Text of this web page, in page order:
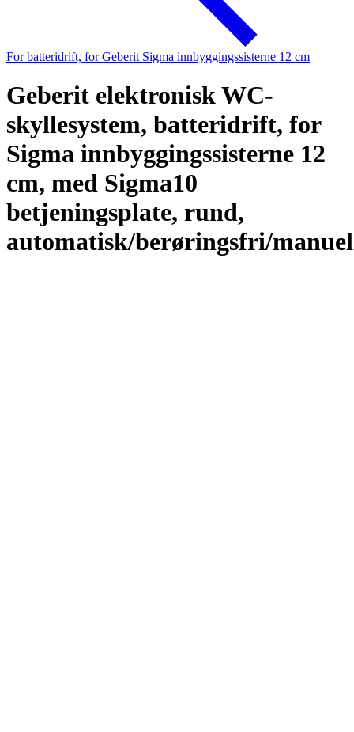
For batteridrift, for Geberit Sigma innbyggingssisterne 12 cm
Geberit elektronisk WC-
skyllesystem, batteridrift, for
Sigma innbyggingssisterne 12
cm, med Sigma10
betjeningsplate, rund,
automatisk/berøringsfri/